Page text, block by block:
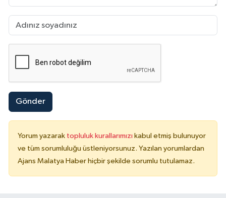
Gönder
Yorum yazarak topluluk kurallarımızı kabul etmiş bulunuyor
ve tüm sorumluluğu üstleniyorsunuz. Yazılan yorumlardan
Ajans Malatya Haber hiçbir şekilde sorumlu tutulamaz.